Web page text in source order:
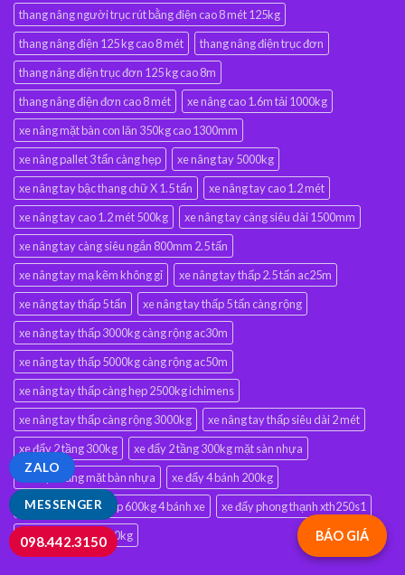
thang nâng người trục rút bằng điện cao 8 mét 125kg
thang nâng điện 125 kg cao 8 mét
thang nâng điện trục đơn
thang nâng điện trục đơn 125 kg cao 8m
thang nâng điện đơn cao 8 mét
xe nâng cao 1.6m tải 1000kg
xe nâng mặt bàn con lăn 350kg cao 1300mm
xe nâng pallet 3 tấn càng hẹp
xe nâng tay 5000kg
xe nâng tay bậc thang chữ X 1.5 tấn
xe nâng tay cao 1.2 mét
xe nâng tay cao 1.2 mét 500kg
xe nâng tay càng siêu dài 1500mm
xe nâng tay càng siêu ngắn 800mm 2.5 tấn
xe nâng tay mạ kẽm không gỉ
xe nâng tay thấp 2.5 tấn ac25m
xe nâng tay thấp 5 tấn
xe nâng tay thấp 5 tấn càng rộng
xe nâng tay thấp 3000kg càng rộng ac30m
xe nâng tay thấp 5000kg càng rộng ac50m
xe nâng tay thấp càng hẹp 2500kg ichimens
xe nâng tay thấp càng rộng 3000kg
xe nâng tay thấp siêu dài 2 mét
xe đẩy 2 tầng 300kg
xe đẩy 2 tầng 300kg mặt sàn nhựa
xe đẩy 2 tầng mặt bàn nhựa
xe đẩy 4 bánh 200kg
xe đẩy hàng sàn thép 600kg 4 bánh xe
xe đẩy phong thạnh xth250s1
xe đẩy xth250s2 600kg
BÁO GIÁ
MESSENGER
ZALO
098.442.3150